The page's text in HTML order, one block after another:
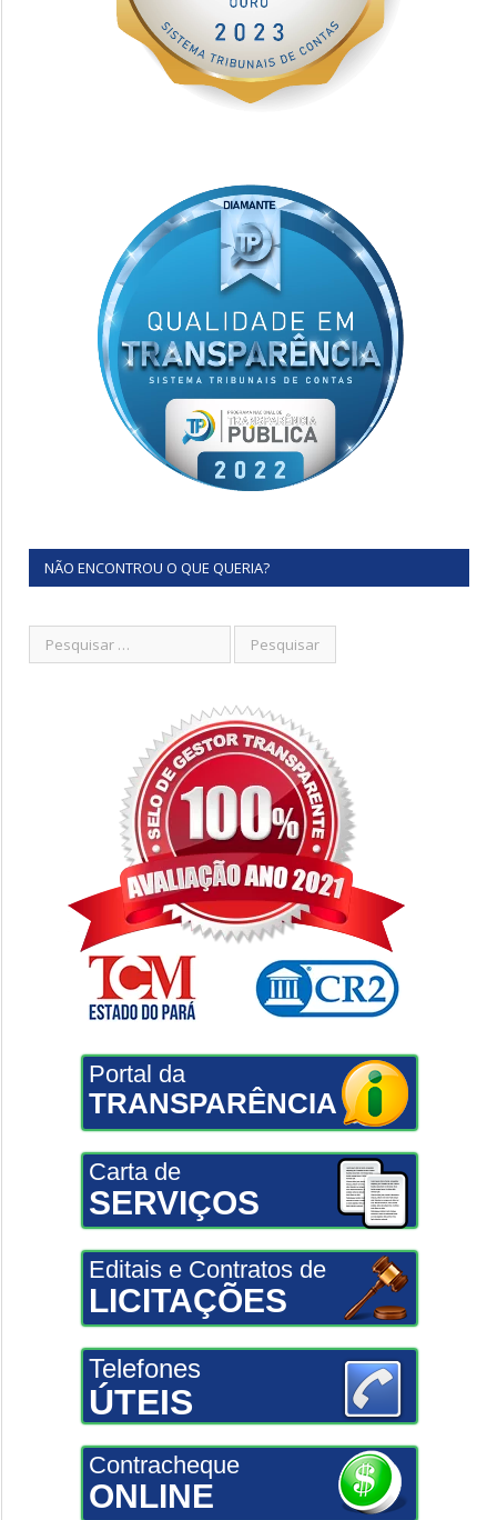
NÃO ENCONTROU O QUE QUERIA?
Portal da
TRANSPARÊNCIA
Carta de
SERVIÇOS
Editais e Contratos de
LICITAÇÕES
Telefones
ÚTEIS
Contracheque
ONLINE